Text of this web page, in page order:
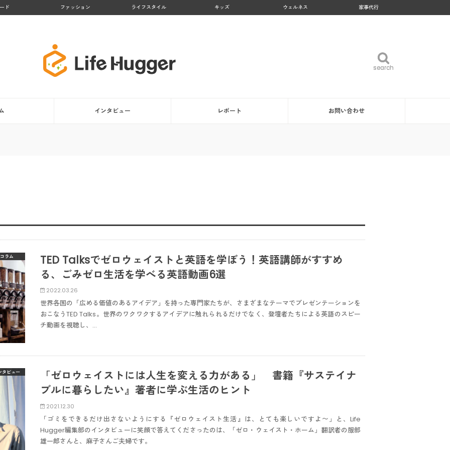
ド ファッション ライフスタイル キッズ ウェルネス 家事代行
search
search
インタビュー レポート お問い合わせ
コラム
TED Talksでゼロウェイストと英語を学ぼう！英語講師がすすめ
る、ごみゼロ生活を学べる英語動画6選
2022.03.26
世界各国の「広める価値のあるアイデア」を持った専門家たちが、さまざまなテーマでプレゼンテーションを
おこなうTED Talks。世界のワクワクするアイデアに触れられるだけでなく、登壇者たちによる英語のスピー
チ動画を視聴し、…
タビュー
「ゼロウェイストには人生を変える力がある」 書籍『サステイナ
ブルに暮らしたい』著者に学ぶ生活のヒント
2021.12.30
「ゴミをできるだけ出さないようにする『ゼロウェイスト生活』は、とても楽しいですよ〜」と、Life
Hugger編集部のインタビューに笑顔で答えてくださったのは、「ゼロ・ウェイスト・ホーム」翻訳者の服部
雄一郎さんと、麻子さんご夫婦です。